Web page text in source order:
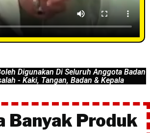
Digunakan Di Seluruh Anggota Badan
- Kaki, Tangan, Badan & Kepala
Banyak Produk